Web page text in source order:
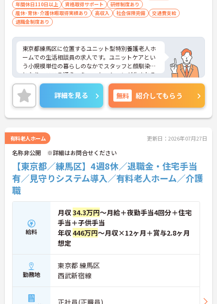
年間休日110日以上
資格取得サポート
研修制度あり
産休･育休･介護休暇取得実績あり
高収入 社会保険完備
交通費支給
退職金制度あり
東京都練馬区に位置するユニット型特別養護老人ホ
ームでの生活相談員の求人です。ユニットケアとい
う小規模単位の暮らしのなかでスタッフと顔馴染み
となり、こころ通うコミュニケーションが生まれる
施設です。
ご興味を持たれた方は面接対策ポイントや求人の詳
細などお話しいたしますのでお気軽にお問い合わせ
下さい。
詳細を見る 無料 紹介してもらう
有料老人ホーム 更新日：2026年07月27日
名称非公開 ※詳細はお問合せください
【東京都／練馬区】4週8休／退職金・住宅手当
有／見守りシステム導入／有料老人ホーム／介護
職
給料
月収34.3万円～月給＋夜勤手当4回分＋住宅
手当＋子供手当
年収446万円～月収×12ヶ月＋賞与2.8ヶ月
想定
勤務地
東京都 練馬区
西武新宿線